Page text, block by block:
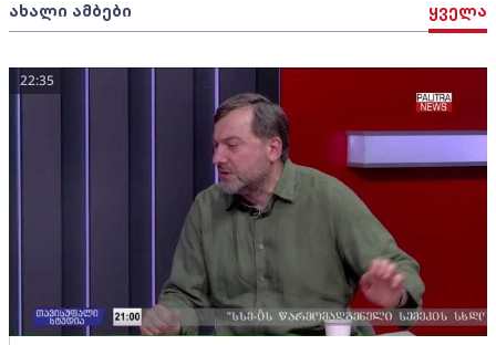
ახალი ამბები ყველა
22:35